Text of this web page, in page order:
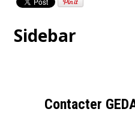
Sidebar
Contacter